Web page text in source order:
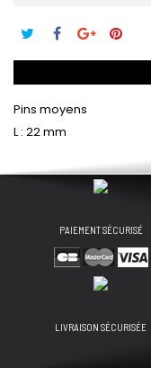
Pins moyens
L : 22 mm
PAIEMENT SÉCURISÉ
LIVRAISON SÉCURISÉE